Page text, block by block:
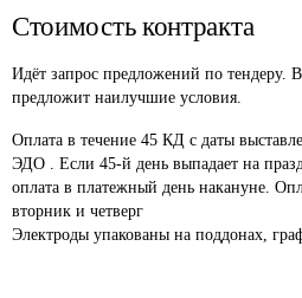
Стоимость контракта
Идёт запрос предложений по тендеру.
предложит наилучшие условия.
Оплата в течение 45 КД с даты
ЭДО . Если 45-й день выпадает на
оплата в платежный день накануне.
вторник и четверг
Электроды упакованы на поддонах,